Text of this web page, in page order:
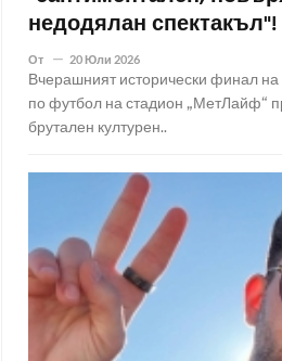
недодялан спектакъл"!
От 20 Юли 2026
Вчерашният исторически финал на
по футбол на стадион „МетЛайф“
брутален културен..